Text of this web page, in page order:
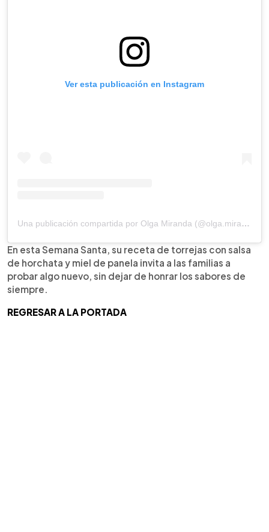
Ver esta publicación en Instagram
Una publicación compartida por Olga Miranda (@olga.miranda)
En esta Semana Santa, su receta de torrejas con salsa
de horchata y miel de panela invita a las familias a
probar algo nuevo, sin dejar de honrar los sabores de
siempre.
REGRESAR A LA PORTADA